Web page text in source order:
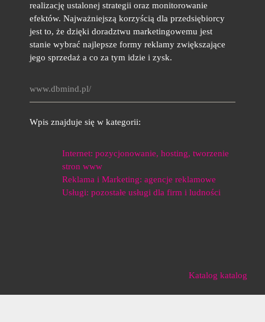
realizację ustalonej strategii oraz monitorowanie
efektów. Najważniejszą korzyścią dla przedsiębiorcy
jest to, że dzięki doradztwu marketingowemu jest
stanie wybrać najlepsze formy reklamy zwiększające
jego sprzedaż a co za tym idzie i zysk.
www.dbmind.pl/
Wpis znajduje się w kategorii:
Internet: pozycjonowanie, hosting, tworzenie
stron www
Reklama i Marketing: agencje reklamowe
Usługi: pozostałe usługi dla firm i ludności
Katalog katalog